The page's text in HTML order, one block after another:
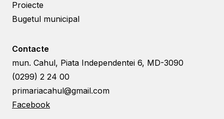
Proiecte
Bugetul municipal
Contacte
mun. Cahul, Piata Independentei 6, MD-3090
(0299) 2 24 00
primariacahul@gmail.com
Facebook